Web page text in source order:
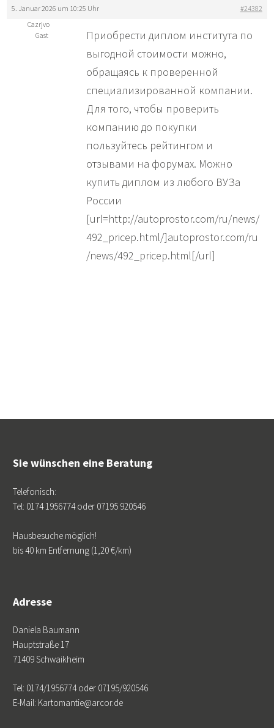
5. Januar 2026 um 10:25 Uhr
#24382
Cazrjvo
Gast
Приобрести диплом института по
выгодной стоимости можно,
обращаясь к проверенной
специализированной компании.
Для того, чтобы проверить
компанию до покупки
пользуйтесь рейтингом и
отзывами на форумах. Можно
купить диплом из любого ВУЗа
России
[url=http://autoprostor.com/ru/news/
492_pricep.html/]autoprostor.com/ru
/news/492_pricep.html[/url]
Sie wünschen eine Beratung
Telefonisch:
Tel: 0174 1956774 oder 07195 920546
Hausbesuche möglich!
bis 40 km Entfernung (1,20 €/km)
Adresse
Daniela Baumann
Hauptstraße 17
71409 Schwaikheim
Tel: 0174/1956774 oder 07195/920546
E-Mail: Kartomantie@arcor.de